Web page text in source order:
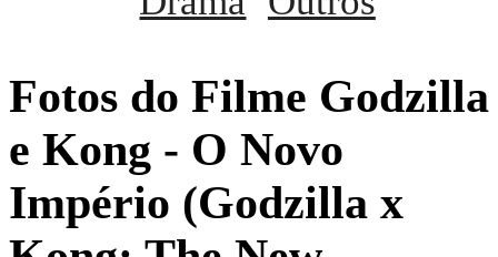
Fotos do Filme Godzilla
e Kong - O Novo
Império (Godzilla x